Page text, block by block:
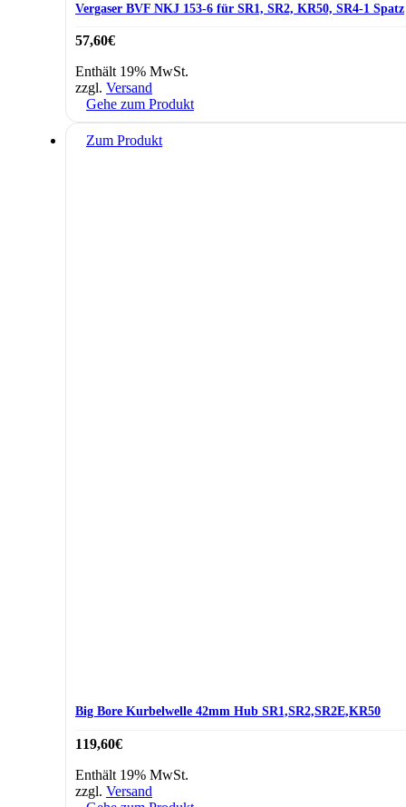
Vergaser BVF NKJ 153-6 für SR1, SR2, KR50, SR4-1 Spatz
57,60€
Enthält 19% MwSt.
zzgl. Versand
Gehe zum Produkt
Zum Produkt
Big Bore Kurbelwelle 42mm Hub SR1,SR2,SR2E,KR50
119,60€
Enthält 19% MwSt.
zzgl. Versand